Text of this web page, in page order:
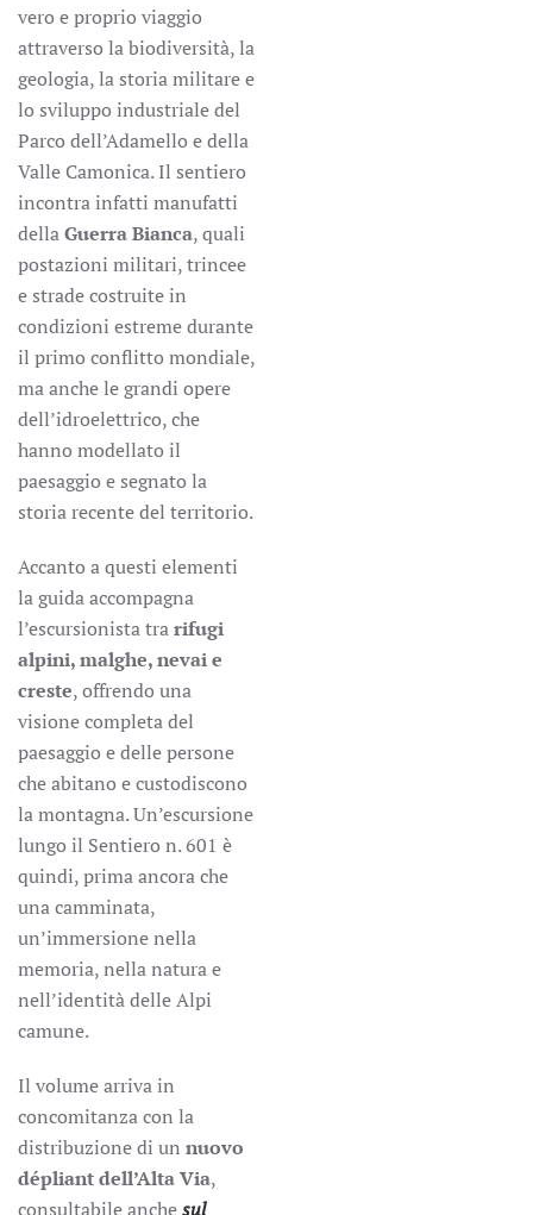
vero e proprio viaggio
attraverso la biodiversità, la
geologia, la storia militare e
lo sviluppo industriale del
Parco dell’Adamello e della
Valle Camonica. Il sentiero
incontra infatti manufatti
dellaGuerra Bianca, quali
postazioni militari, trincee
e strade costruite in
condizioni estreme durante
il primo conflitto mondiale,
ma anche le grandi opere
dell’idroelettrico, che
hanno modellato il
paesaggio e segnato la
storia recente del territorio.
Accanto a questi elementi
la guida accompagna
l’escursionista trarifugi
alpini, malghe, nevai e
creste, offrendo una
visione completa del
paesaggio e delle persone
che abitano e custodiscono
la montagna. Un’escursione
lungo il Sentiero n. 601 è
quindi, prima ancora che
una camminata,
un’immersione nella
memoria, nella natura e
nell’identità delle Alpi
camune.
Il volume arriva in
concomitanza con la
distribuzione di un nuovo
dépliant dell’Alta Via,
consultabile anchesul